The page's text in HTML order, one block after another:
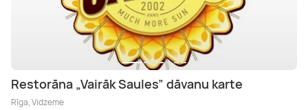
Restorāna „Vairāk Saules” dāvanu karte
Rīga, Vidzeme